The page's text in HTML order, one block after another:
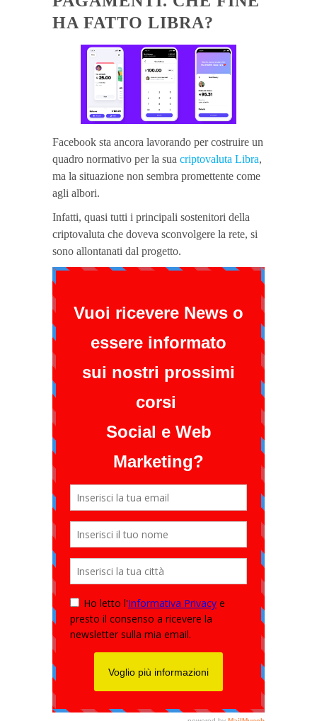
HA FATTO LIBRA?
Facebook sta ancora lavorando per costruire un
quadro normativo per la sua criptovaluta Libra,
ma la situazione non sembra promettente come
agli albori.
Infatti, quasi tutti i principali sostenitori della
criptovaluta che doveva sconvolgere la rete, si
sono allontanati dal progetto.